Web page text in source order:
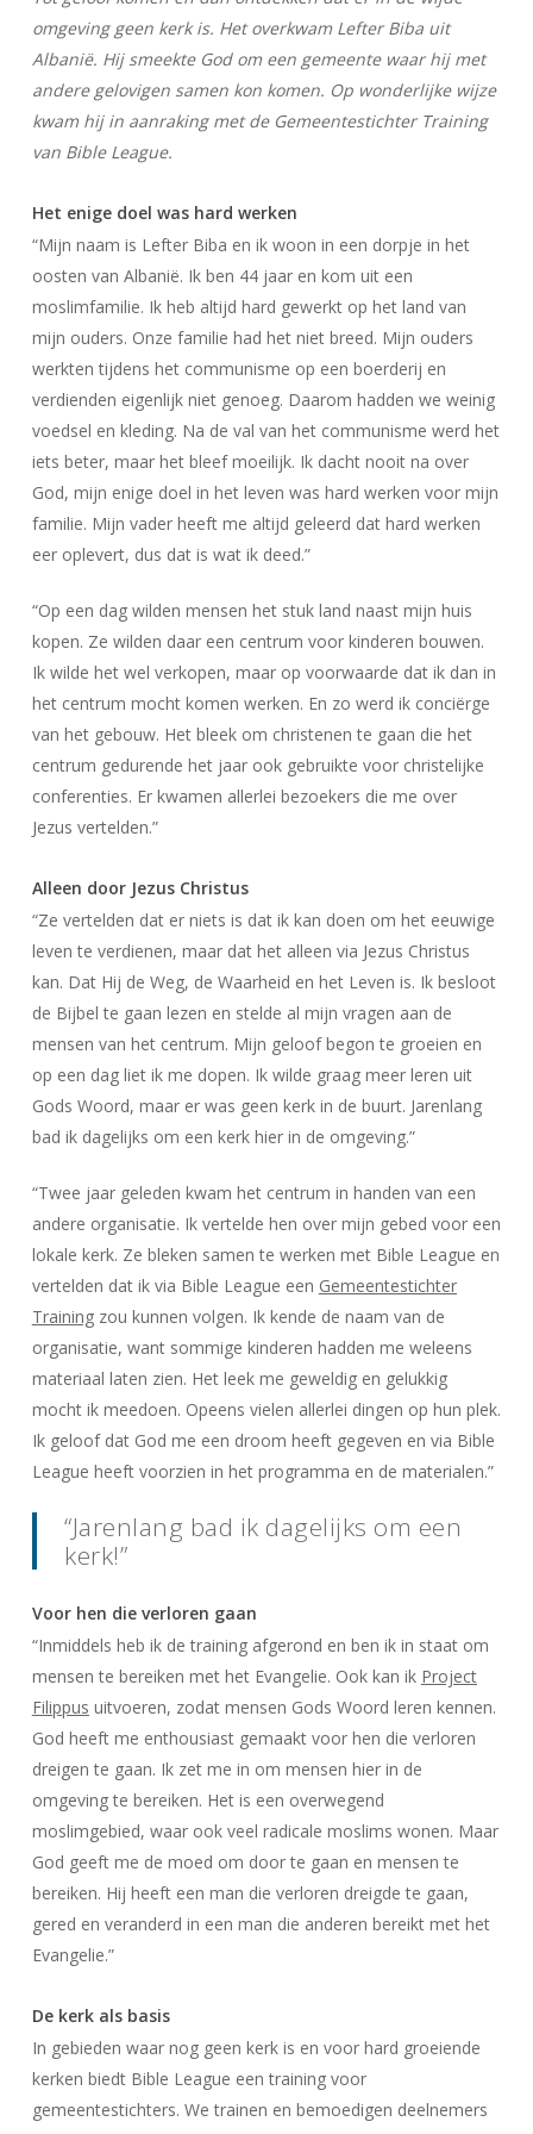
omgeving geen kerk is. Het overkwam Lefter Biba uit
Albanië. Hij smeekte God om een gemeente waar hij met
andere gelovigen samen kon komen. Op wonderlijke wijze
kwam hij in aanraking met de Gemeentestichter Training
van Bible League.
Het enige doel was hard werken
“Mijn naam is Lefter Biba en ik woon in een dorpje in het
oosten van Albanië. Ik ben 44 jaar en kom uit een
moslimfamilie. Ik heb altijd hard gewerkt op het land van
mijn ouders. Onze familie had het niet breed. Mijn ouders
werkten tijdens het communisme op een boerderij en
verdienden eigenlijk niet genoeg. Daarom hadden we weinig
voedsel en kleding. Na de val van het communisme werd het
iets beter, maar het bleef moeilijk. Ik dacht nooit na over
God, mijn enige doel in het leven was hard werken voor mijn
familie. Mijn vader heeft me altijd geleerd dat hard werken
eer oplevert, dus dat is wat ik deed.”
“Op een dag wilden mensen het stuk land naast mijn huis
kopen. Ze wilden daar een centrum voor kinderen bouwen.
Ik wilde het wel verkopen, maar op voorwaarde dat ik dan in
het centrum mocht komen werken. En zo werd ik conciërge
van het gebouw. Het bleek om christenen te gaan die het
centrum gedurende het jaar ook gebruikte voor christelijke
conferenties. Er kwamen allerlei bezoekers die me over
Jezus vertelden.”
Alleen door Jezus Christus
“Ze vertelden dat er niets is dat ik kan doen om het eeuwige
leven te verdienen, maar dat het alleen via Jezus Christus
kan. Dat Hij de Weg, de Waarheid en het Leven is. Ik besloot
de Bijbel te gaan lezen en stelde al mijn vragen aan de
mensen van het centrum. Mijn geloof begon te groeien en
op een dag liet ik me dopen. Ik wilde graag meer leren uit
Gods Woord, maar er was geen kerk in de buurt. Jarenlang
bad ik dagelijks om een kerk hier in de omgeving.”
“Twee jaar geleden kwam het centrum in handen van een
andere organisatie. Ik vertelde hen over mijn gebed voor een
lokale kerk. Ze bleken samen te werken met Bible League en
vertelden dat ik via Bible League een Gemeentestichter
Trainingzou kunnen volgen. Ik kende de naam van de
organisatie, want sommige kinderen hadden me weleens
materiaal laten zien. Het leek me geweldig en gelukkig
mocht ik meedoen. Opeens vielen allerlei dingen op hun plek.
Ik geloof dat God me een droom heeft gegeven en via Bible
League heeft voorzien in het programma en de materialen.”
“Jarenlang bad ik dagelijks om een
kerk!”
Voor hen die verloren gaan
“Inmiddels heb ik de training afgerond en ben ik in staat om
mensen te bereiken met het Evangelie. Ook kan ik Project
Filippus uitvoeren, zodat mensen Gods Woord leren kennen.
God heeft me enthousiast gemaakt voor hen die verloren
dreigen te gaan. Ik zet me in om mensen hier in de
omgeving te bereiken. Het is een overwegend
moslimgebied, waar ook veel radicale moslims wonen. Maar
God geeft me de moed om door te gaan en mensen te
bereiken. Hij heeft een man die verloren dreigde te gaan,
gered en veranderd in een man die anderen bereikt met het
Evangelie.”
De kerk als basis
In gebieden waar nog geen kerk is en voor hard groeiende
kerken biedt Bible League een training voor
gemeentestichters. We trainen en bemoedigen deelnemers